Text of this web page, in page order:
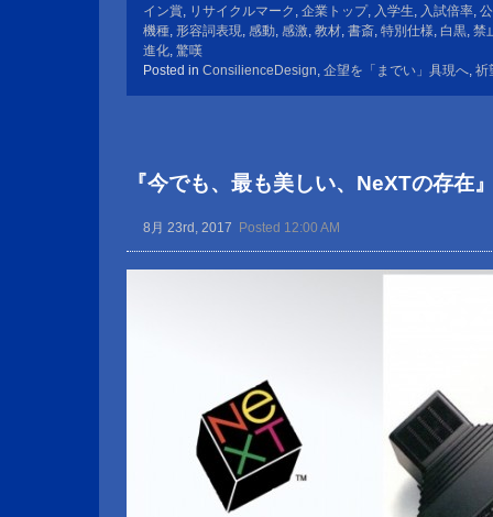
イン賞, リサイクルマーク , 企業トップ, 入学生, 入試倍率,
機種, 形容詞表現, 感動, 感激, 教材, 書斎, 特別仕様, 白黒, 禁
進化, 驚嘆
Posted in ConsilienceDesign, 企望を「までい」具現へ, 祈
『今でも、最も美しい、NeXTの存在
8月 23rd, 2017 Posted 12:00 AM